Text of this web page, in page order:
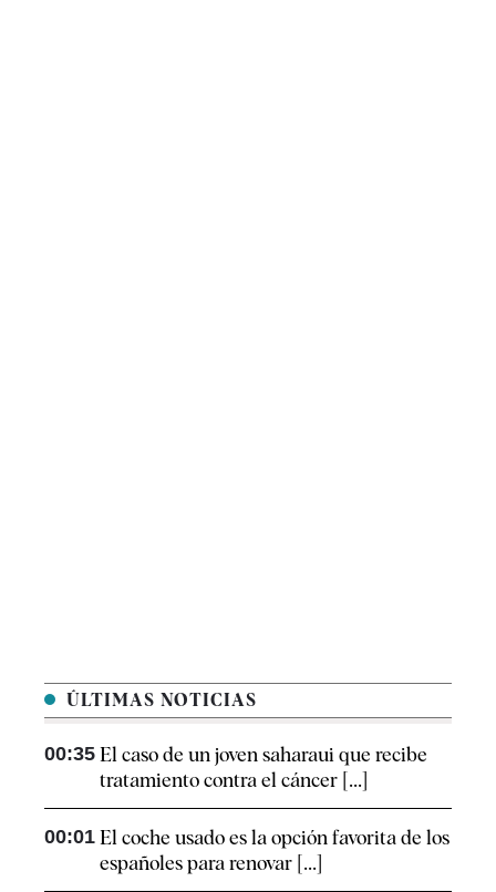
ÚLTIMAS NOTICIAS
00:35 El caso de un joven saharaui que recibe
tratamiento contra el cáncer [...]
00:01 El coche usado es la opción favorita de los
españoles para renovar [...]